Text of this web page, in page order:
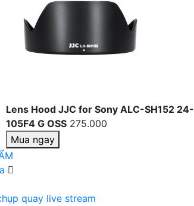
Lens Hood JJC for Sony ALC-SH152 24-
105F4 G OSS 275.000
Mua ngay
quay live stream